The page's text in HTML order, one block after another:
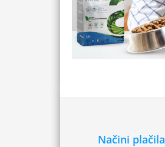
Načini plačila